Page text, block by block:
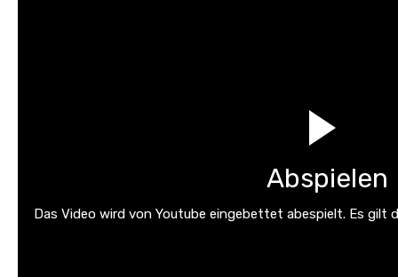
Abspielen
Das Video wird von Youtube eingebettet abespielt. Es gilt